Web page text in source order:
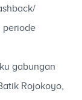
periode
gabungan
Rojokoyo,